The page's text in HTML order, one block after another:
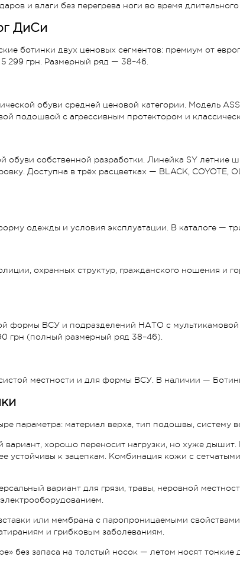
и влаги без перегрева ноги во время
ДиСи
ботинки двух ценовых сегментов: премиум от
299 грн. Размерный ряд — 38–46.
обуви средней ценовой категории. Модель
подошвой с агрессивным протектором и
обуви собственной разработки. Линейка SY летние
Доступна в трёх расцветках — BLACK, COYOTE,
одежды и условия эксплуатации. В каталоге —
охранных структур, гражданского ношения и
формы ВСУ и подразделений НАТО с мультикамовой
грн (полный размерный ряд 38–46).
местности и для формы ВСУ. В наличии —
параметра: материал верха, тип подошвы, систему
хорошо переносит нагрузки, но хуже
устойчивы к зацепкам. Комбинация кожи с
вариант для грязи, травы, неровной
или мембрана с паропроницаемыми
и грибковым заболеваниям.
без запаса на толстый носок — летом носят